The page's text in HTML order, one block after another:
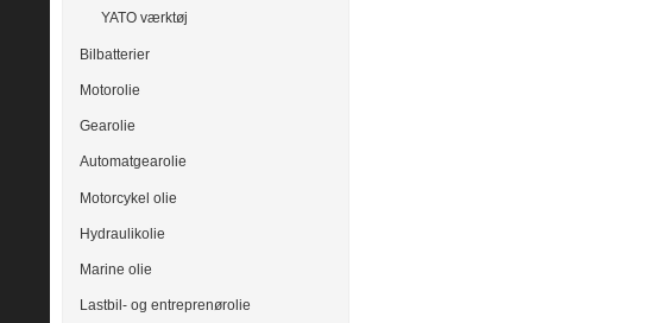
YATO værktøj
Bilbatterier
Motorolie
Gearolie
Automatgearolie
Motorcykel olie
Hydraulikolie
Marine olie
Lastbil- og entreprenørolie